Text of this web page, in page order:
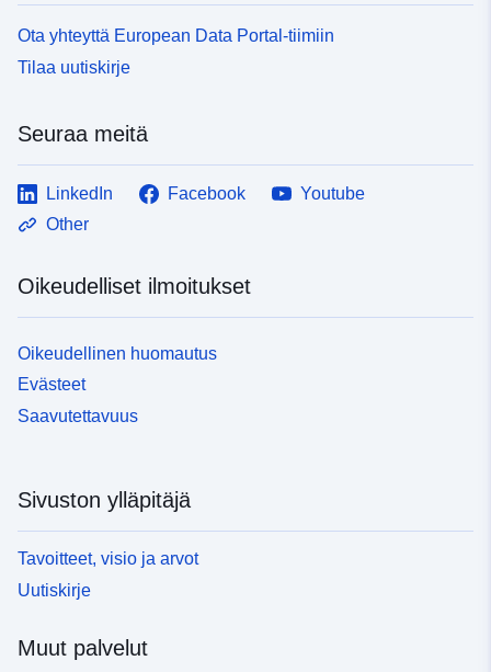
Ota yhteyttä European Data Portal-tiimiin
Tilaa uutiskirje
Seuraa meitä
LinkedIn Facebook
Youtube
Other
Oikeudelliset ilmoitukset
Oikeudellinen huomautus
Evästeet
Saavutettavuus
Sivuston ylläpitäjä
Tavoitteet, visio ja arvot
Uutiskirje
Muut palvelut